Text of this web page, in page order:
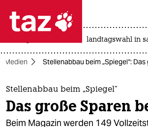
 taz zahl ich
taz zahl ich
themen
politik
landtagswahl in
Medien Stellenabbau beim „Spiegel“:
Stellenabbau beim „Spiegel“
Das große Sparen
Beim Magazin werden 149